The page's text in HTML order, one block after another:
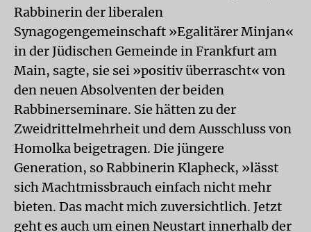
Rabbinerin der liberalen
Synagogengemeinschaft »Egalitärer Minjan«
in der Jüdischen Gemeinde in Frankfurt am
Main, sagte, sie sei »positiv überrascht« von
den neuen Absolventen der beiden
Rabbinerseminare. Sie hätten zu der
Zweidrittelmehrheit und dem Ausschluss von
Homolka beigetragen. Die jüngere
Generation, so Rabbinerin Klap­heck, »lässt
sich Machtmissbrauch einfach nicht mehr
bieten. Das macht mich zuversichtlich. Jetzt
geht es auch um einen Neustart innerhalb der